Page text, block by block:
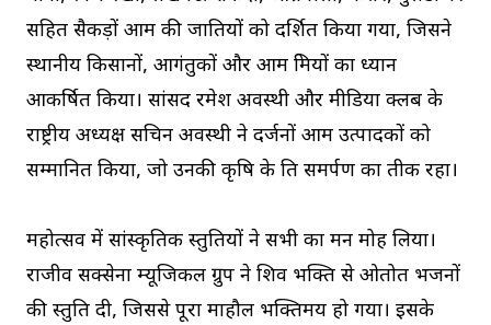
सहित सैकड़ों आम की प्रजातियों को प्रदर्शित किया गया, जिसने
स्थानीय किसानों, आगंतुकों और आम प्रेमियों का ध्यान
आकर्षित किया। सांसद रमेश अवस्थी और मीडिया क्लब के
राष्ट्रीय अध्यक्ष सचिन अवस्थी ने दर्जनों आम उत्पादकों को
सम्मानित किया, जो उनकी कृषि के प्रति समर्पण का प्रतीक रहा।
महोत्सव में सांस्कृतिक प्रस्तुतियों ने सभी का मन मोह लिया।
राजीव सक्सेना म्यूजिकल ग्रुप ने शिव भक्ति से ओतप्रोत भजनों
की प्रस्तुति दी, जिससे पूरा माहौल भक्तिमय हो गया। इसके